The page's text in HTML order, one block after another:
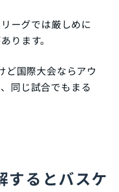
ーグでは厳しめに
ります。
ど国際大会ならアウ
同じ試合でもまる
するとバスケ